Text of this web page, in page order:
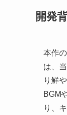
開発
本作
は、
り鮮
BGM
り、